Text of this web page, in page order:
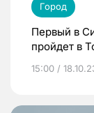
Город
Первый в
пройдет в
15:00 /